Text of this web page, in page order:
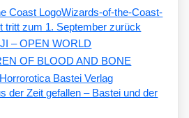
Wizards-of-the-Coast-
tritt zum 1. September zurück
– OPEN WORLD
OF BLOOD AND BONE
der Zeit gefallen – Bastei und der